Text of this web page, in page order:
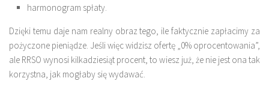
harmonogram spłaty.
Dzięki temu daje nam realny obraz tego, ile faktycznie zapłacimy za
pożyczone pieniądze. Jeśli więc widzisz ofertę „0% oprocentowania”,
ale RRSO wynosi kilkadziesiąt procent, to wiesz już, że nie jest ona tak
korzystna, jak mogłaby się wydawać.